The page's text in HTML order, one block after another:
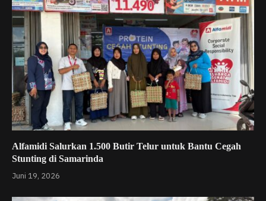
Alfamidi Salurkan 1.500 Butir Telur untuk Bantu Cegah
Stunting di Samarinda
Juni 19, 2026